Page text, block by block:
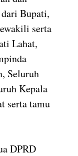
Bupati,
serta
Lahat,
Seluruh
Kepala
serta tamu
DPRD